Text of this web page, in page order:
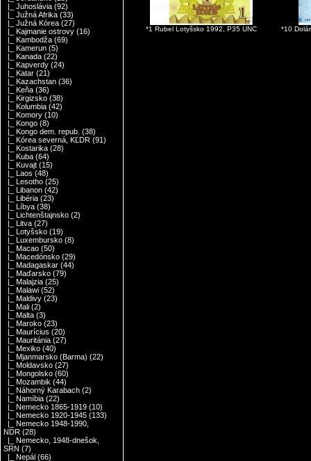
|_ Juhoslávia (92)
|_ Južná Afrika (33)
|_ Južná Kórea (27)
|_ Kajmanie ostrovy (16)
|_ Kambodža (69)
|_ Kamerun (5)
|_ Kanada (22)
|_ Kapverdy (24)
|_ Katar (21)
|_ Kazachstan (36)
|_ Keňa (36)
|_ Kirgizsko (38)
|_ Kolumbia (42)
|_ Komory (10)
|_ Kongo (8)
|_ Kongo dem. repub. (38)
|_ Kórea severná, KĽDR (91)
|_ Kostarika (28)
|_ Kuba (64)
|_ Kuvajt (15)
|_ Laos (48)
|_ Lesotho (25)
|_ Libanon (42)
|_ Libéria (23)
|_ Líbya (38)
|_ Lichtenštajnsko (2)
|_ Litva (27)
|_ Lotyšsko (19)
|_ Luxembursko (8)
|_ Macao (50)
|_ Macedónsko (29)
|_ Madagaskar (44)
|_ Maďarsko (79)
|_ Malajzia (25)
|_ Malawi (52)
|_ Maldivy (23)
|_ Mali (2)
|_ Malta (3)
|_ Maroko (23)
|_ Maurícius (20)
|_ Mauritánia (27)
|_ Mexiko (40)
|_ Mjanmarsko (Barma) (22)
|_ Moldavsko (27)
|_ Mongolsko (60)
|_ Mozambik (44)
|_ Náhorný Karabach (2)
|_ Namíbia (22)
|_ Nemecko 1865-1919 (10)
|_ Nemecko 1920-1945 (133)
|_ Nemecko 1948-1990,
NDR (28)
|_ Nemecko, 1948-dnešok,
SRN (7)
|_ Nepál (66)
*1 Rubel Lotyšsko 1992, P35 UNC *10